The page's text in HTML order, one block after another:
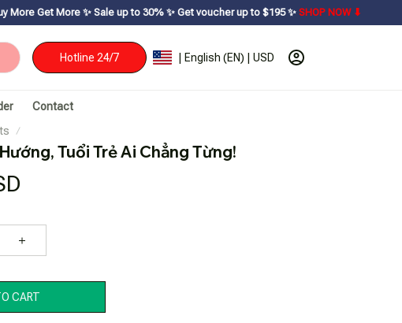
Sale up to 30% ㅤ✨ㅤ Get voucher up to $195ㅤ ✨ㅤSHOP NOW ⬇
Hotline 24/7 | English (EN) | USD
Contact
Tuổi Trẻ Ai Chẳng Từng!
CART